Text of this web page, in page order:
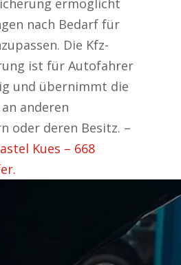
ermöglicht
nach Bedarf für
Die Kfz-
ist für Autofahrer
und übernimmt die
anderen
oder deren Besitz. –
Kues – 668